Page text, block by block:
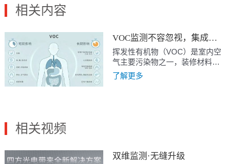
相关内容
VOC监测不容忽视，集成空品传感器AM1003为净化器减负
挥发性有机物（VOC）是室内空
气主要污染物之一，装修材料、
家具、3D打印材料、清洁剂等均
会持续释放。短期暴露可能引发
了解更多
相关视频
双维监测·无缝升级